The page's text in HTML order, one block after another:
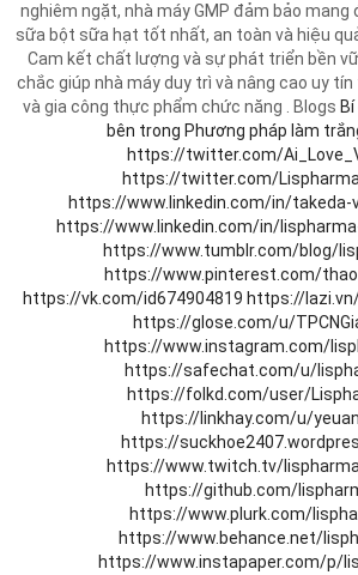
nghiêm ngặt, nhà máy GMP đảm bảo mang
sữa bột sữa hạt tốt nhất, an toàn và hiệu
Cam kết chất lượng và sự phát triển bền
chắc giúp nhà máy duy trì và nâng cao uy
và gia công thực phẩm chức năng . Blogs
bên trong Phương pháp làm
https://twitter.com/
https://twitter.com/
https://www.linkedin.com/in/takeda-
https://www.linkedin.com/in/
https://www.tumblr.com/blog/
https://www.pinterest.com/
https://vk.com/id674904819 https://
https://glose.com/u/
https://www.instagram.com/
https://safechat.com/u/
https://folkd.com/user/
https://linkhay.com/u/
https://
https://www.twitch.tv/
https://github.com/
https://www.plurk.com/
https://www.behance.net/
https://www.instapaper.com/p/